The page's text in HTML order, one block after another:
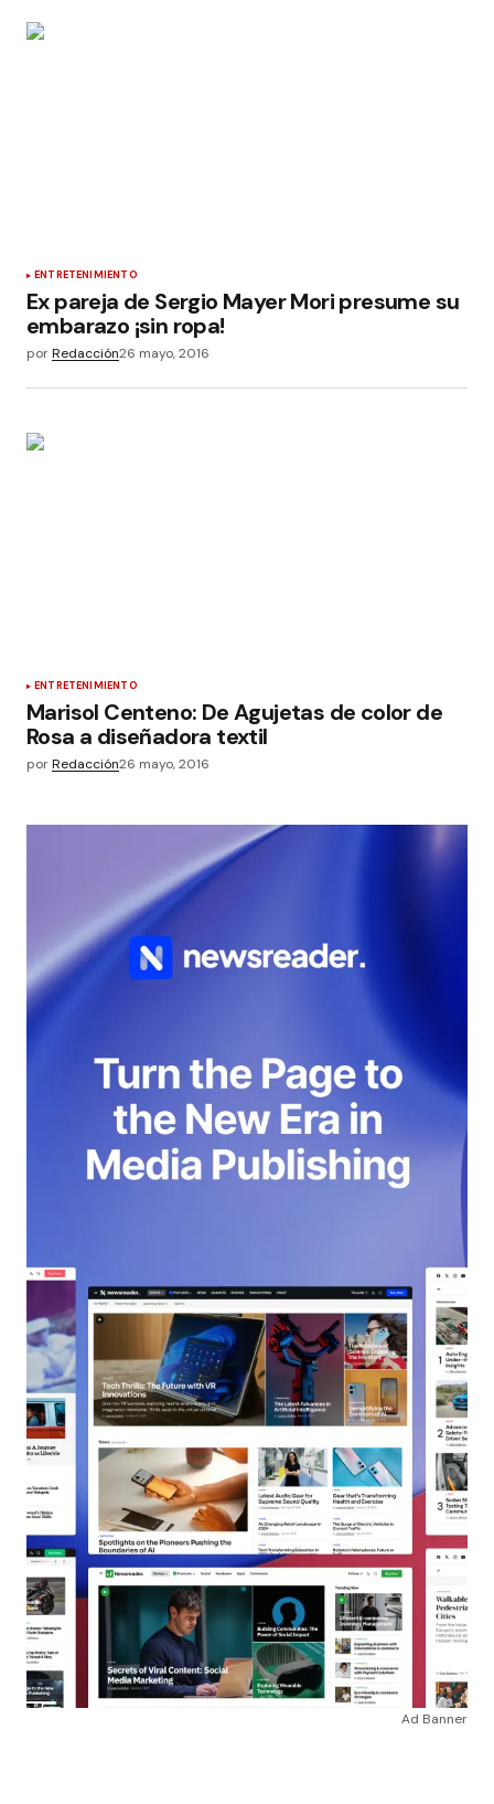
ENTRETENIMIENTO
Ex pareja de Sergio Mayer Mori presume su
embarazo ¡sin ropa!
porRedacción26 mayo, 2016
ENTRETENIMIENTO
Marisol Centeno: De Agujetas de color de
Rosa a diseñadora textil
porRedacción26 mayo, 2016
Ad Banner